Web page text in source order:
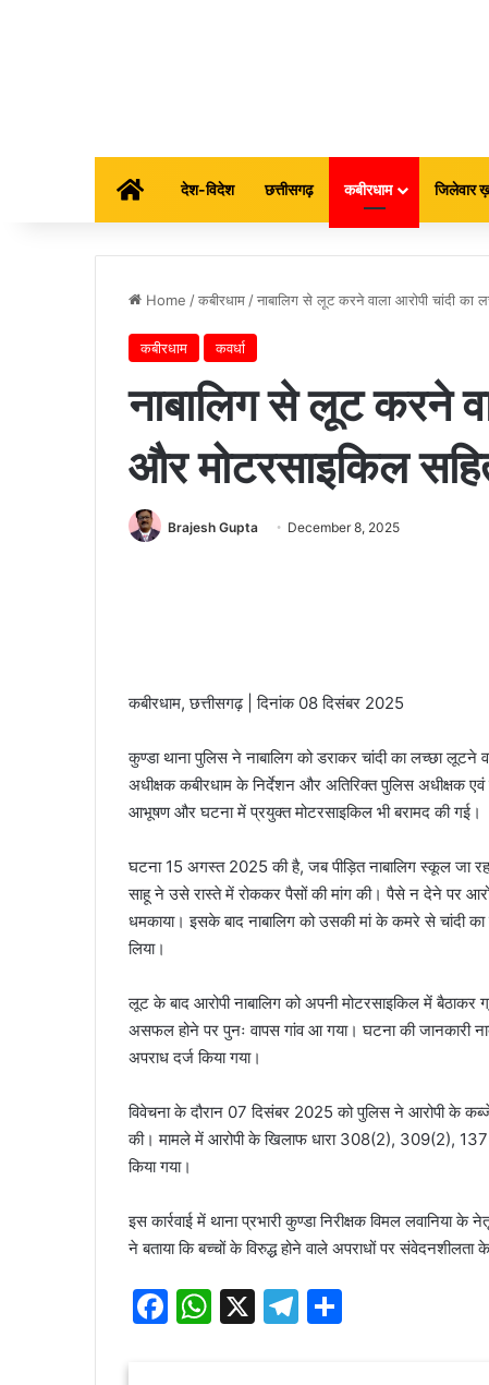
होम देश-विदेश छत्तीसगढ़ कबीरधाम जिलेवार
Home /कबीरधाम /नाबालिग से लूट करने वाला आरोपी चांदी का
कबीरधाम कवर्धा
नाबालिग से लूट करने
और मोटरसाइकिल
Brajesh Gupta December 8, 2025
कबीरधाम, छत्तीसगढ़ | दिनांक 08 दिसंबर 2025
कुण्डा थाना पुलिस ने नाबालिग को डराकर चांदी का लच्छा
अधीक्षक कबीरधाम के निर्देशन और अतिरिक्त पुलिस अधीक्षक एवं
आभूषण और घटना में प्रयुक्त मोटरसाइकिल भी बरामद की गई।
घटना 15 अगस्त 2025 की है, जब पीड़ित नाबालिग स्कूल जा रहा
साहू ने उसे रास्ते में रोककर पैसों की मांग की। पैसे न देने पर
धमकाया। इसके बाद नाबालिग को उसकी मां के कमरे से चांदी
लिया।
लूट के बाद आरोपी नाबालिग को अपनी मोटरसाइकिल में बैठाकर
असफल होने पर पुनः वापस गांव आ गया। घटना की जानकारी
अपराध दर्ज किया गया।
विवेचना के दौरान 07 दिसंबर 2025 को पुलिस ने आरोपी के
की। मामले में आरोपी के खिलाफ धारा 308(2), 309(2),
किया गया।
इस कार्रवाई में थाना प्रभारी कुण्डा निरीक्षक विमल
ने बताया कि बच्चों के विरुद्ध होने वाले अपराधों पर संवेदनशीलता
F
W X
T